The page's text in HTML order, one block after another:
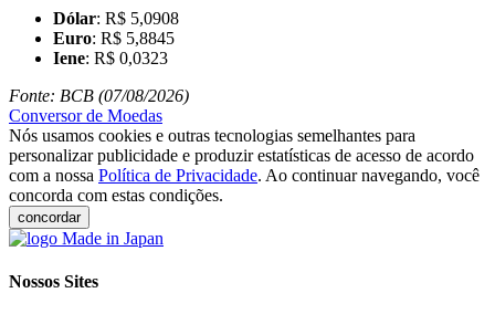
Dólar: R$ 5,0908
Euro: R$ 5,8845
Iene: R$ 0,0323
Fonte: BCB (07/08/2026)
Conversor de Moedas
Nós usamos cookies e outras tecnologias semelhantes para
personalizar publicidade e produzir estatísticas de acesso de acordo
com a nossa Política de Privacidade. Ao continuar navegando, você
concorda com estas condições.
concordar
Nossos Sites